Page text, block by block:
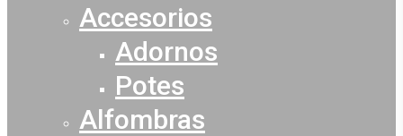
Accesorios
Adornos
Potes
Alfombras